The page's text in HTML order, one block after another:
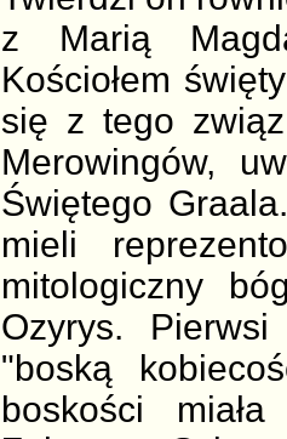
z Marią
Kościołem
się z tego
Merowingów,
Świętego
mieli
mitologiczny
Ozyrys.
"boską
boskości